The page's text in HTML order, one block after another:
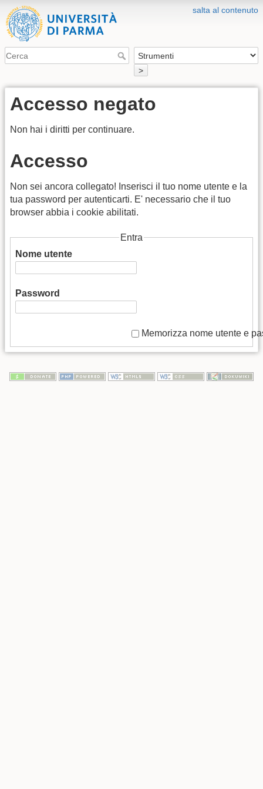
salta al contenuto
>
Accesso negato
Non hai i diritti per continuare.
Accesso
Non sei ancora collegato! Inserisci il tuo nome utente e la
tua password per autenticarti. E' necessario che il tuo
browser abbia i cookie abilitati.
Entra
Nome utente
Password
Memorizza nome utente e